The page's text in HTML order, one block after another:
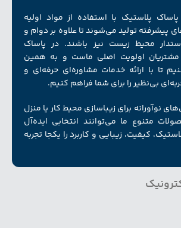
پلاستیک با استفاده از مواد اولیه
پیشرفته تولید می‌شوند تا علاوه بر دوام و
محیط زیست نیز باشند. در پاساک
مشتریان اولویت اصلی ماست و به همین
تا با ارائه خدمات مشاوره‌ای حرفه‌ای و
بی‌نظیر را برای شما فراهم کنیم.
نوآورانه برای زیبا‌سازی محیط کار یا منزل
متنوع ما می‌توانند انتخابی ایده‌آل
کیفیت، زیبایی و کاربرد را یکجا تجربه